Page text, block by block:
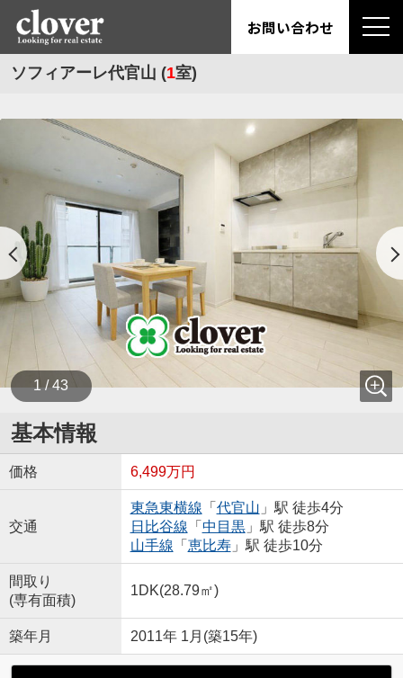
お問い合わせ
ソフィアーレ代官山 (1室)
1 / 43
基本情報
価格 6,499万円
交通
東急東横線 「 代官山 」駅 徒歩4分
日比谷線 「 中目黒」駅 徒歩8分
山手線 「 恵比寿」駅 徒歩10分
間取り
(専有面積)
1DK(28.79㎡)
築年月 2011年 1月(築15年)